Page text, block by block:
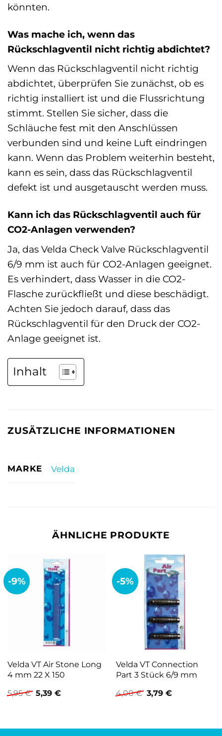
könnten.
Was mache ich, wenn das
Rückschlagventil nicht richtig abdichtet?
Wenn das Rückschlagventil nicht richtig
abdichtet, überprüfen Sie zunächst, ob es
richtig installiert ist und die Flussrichtung
stimmt. Stellen Sie sicher, dass die
Schläuche fest mit den Anschlüssen
verbunden sind und keine Luft eindringen
kann. Wenn das Problem weiterhin besteht,
kann es sein, dass das Rückschlagventil
defekt ist und ausgetauscht werden muss.
Kann ich das Rückschlagventil auch für
CO2-Anlagen verwenden?
Ja, das Velda Check Valve Rückschlagventil
6/9 mm ist auch für CO2-Anlagen geeignet.
Es verhindert, dass Wasser in die CO2-
Flasche zurückfließt und diese beschädigt.
Achten Sie jedoch darauf, dass das
Rückschlagventil für den Druck der CO2-
Anlage geeignet ist.
Inhalt
ZUSÄTZLICHE INFORMATIONEN
MARKE Velda
ÄHNLICHE PRODUKTE
-9%
Velda VT Air Stone Long
4 mm 22 X 150
5,95€ Ursprünglicher
Preis
5,39 €Aktueller
-5%
Velda VT Connection
Part 3 Stück 6/9 mm
4,00€ Ursprünglicher
Preis
3,79 €Aktueller